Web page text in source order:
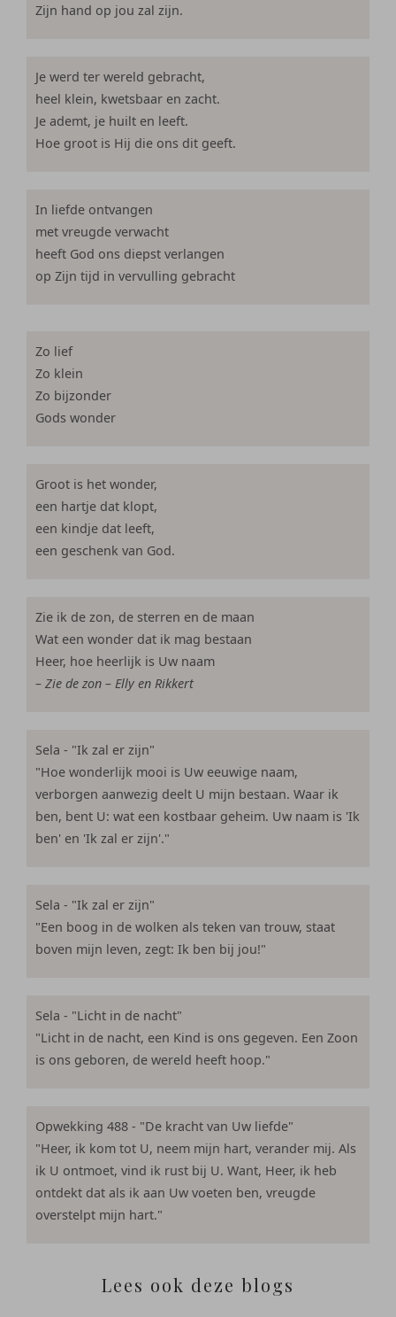
Zijn hand op jou zal zijn.
Je werd ter wereld gebracht,
heel klein, kwetsbaar en zacht.
Je ademt, je huilt en leeft.
Hoe groot is Hij die ons dit geeft.
In liefde ontvangen
met vreugde verwacht
heeft God ons diepst verlangen
op Zijn tijd in vervulling gebracht
Zo lief
Zo klein
Zo bijzonder
Gods wonder
Groot is het wonder,
een hartje dat klopt,
een kindje dat leeft,
een geschenk van God.
Zie ik de zon, de sterren en de maan
Wat een wonder dat ik mag bestaan
Heer, hoe heerlijk is Uw naam
– Zie de zon – Elly en Rikkert
Sela - "Ik zal er zijn"
"Hoe wonderlijk mooi is Uw eeuwige naam,
verborgen aanwezig deelt U mijn bestaan. Waar ik
ben, bent U: wat een kostbaar geheim. Uw naam is 'Ik
ben' en 'Ik zal er zijn'."
Sela - "Ik zal er zijn"
"Een boog in de wolken als teken van trouw, staat
boven mijn leven, zegt: Ik ben bij jou!"
Sela - "Licht in de nacht"
"Licht in de nacht, een Kind is ons gegeven. Een Zoon
is ons geboren, de wereld heeft hoop."
Opwekking 488 - "De kracht van Uw liefde"
"Heer, ik kom tot U, neem mijn hart, verander mij. Als
ik U ontmoet, vind ik rust bij U. Want, Heer, ik heb
ontdekt dat als ik aan Uw voeten ben, vreugde
overstelpt mijn hart."
Lees ook deze blogs